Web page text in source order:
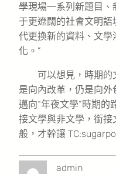
學現場一系列新題目
于更遼闊的社會文明
代更換新的資料、文
化。”
可以想見，時期
是向內改革，仍是向外
邁向“年夜文學”時期
接文學與非文學，銜
般，才幹讓
admin